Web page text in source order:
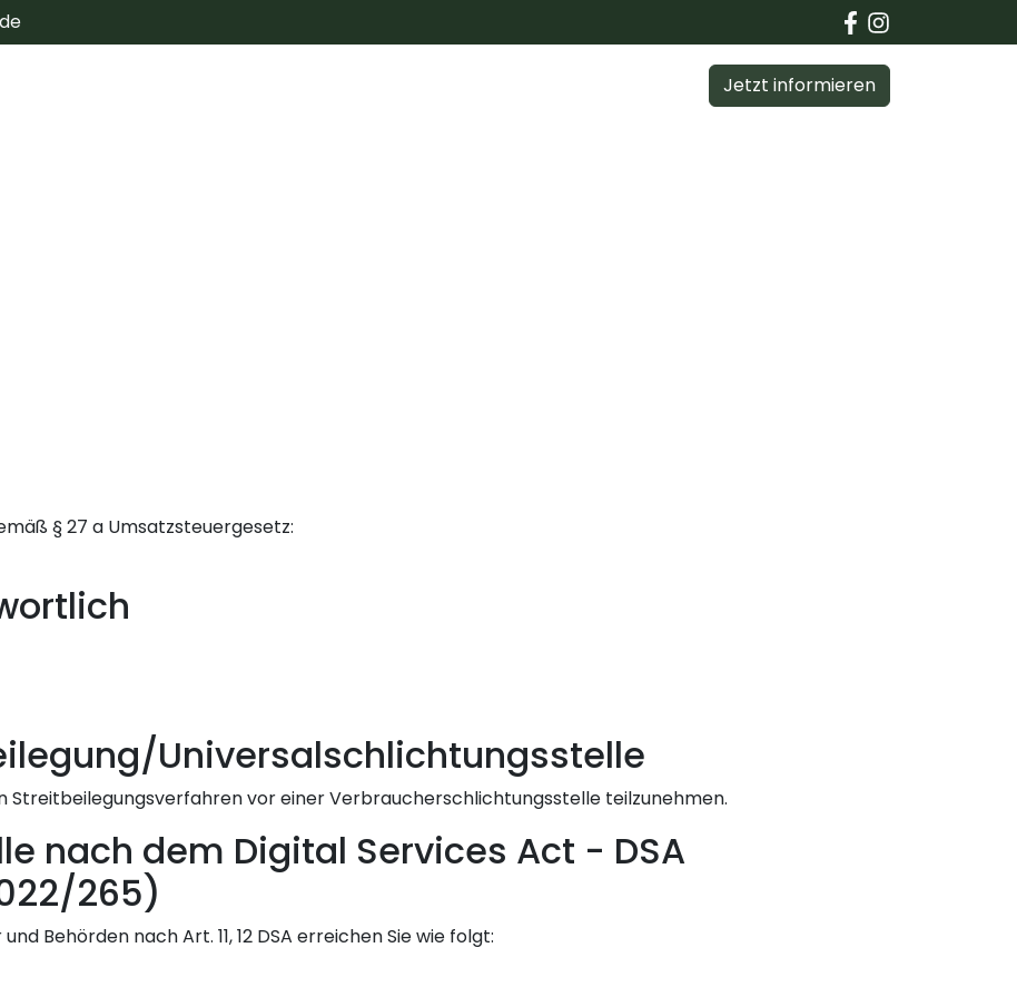
Jetzt informieren
§ 27 a Umsatzsteuergesetz:
Universal­schlichtungs­stelle
vor einer Verbraucherschlichtungsstelle teilzunehmen.
nach dem Digital Services Act - DSA
265)
Behörden nach Art. 11, 12 DSA erreichen Sie wie folgt: